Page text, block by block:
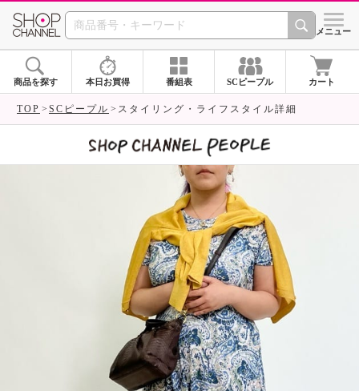
SHOP CHANNEL シメニュー
商品を探す 本日お買得 番組表 SCピープル カート
TOP SCピープル スタイリング・ライフスタイル詳細